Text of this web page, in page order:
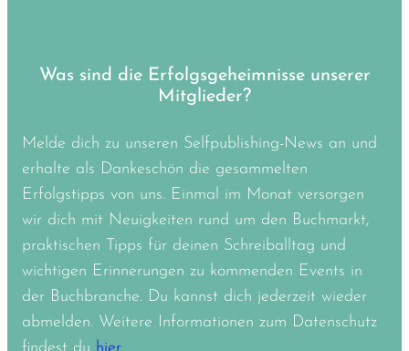
Was sind die Erfolgsgeheimnisse unserer
Mitglieder?
Melde dich zu unseren Selfpublishing-News an und
erhalte als Dankeschön die gesammelten
Erfolgstipps von uns. Einmal im Monat versorgen
wir dich mit Neuigkeiten rund um den Buchmarkt,
praktischen Tipps für deinen Schreiballtag und
wichtigen Erinnerungen zu kommenden Events in
der Buchbranche. Du kannst dich jederzeit wieder
abmelden. Weitere Informationen zum Datenschutz